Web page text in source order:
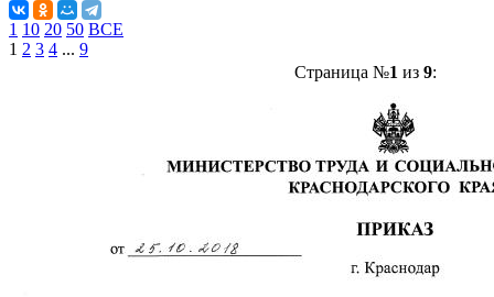
1 10 20 50 ВСЕ
1 2 3 4 ... 9
Страница №1 из 9: